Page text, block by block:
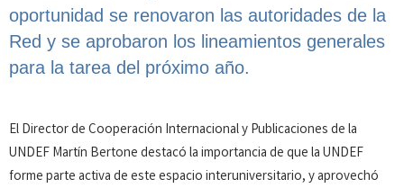
oportunidad se renovaron las autoridades de la
Red y se aprobaron los lineamientos generales
para la tarea del próximo año.
El Director de Cooperación Internacional y Publicaciones de la
UNDEF Martín Bertone destacó la importancia de que la UNDEF
forme parte activa de este espacio interuniversitario, y aprovechó